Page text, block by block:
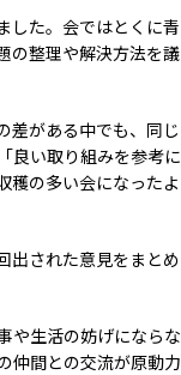
した。会ではとくに青
の整理や解決方法を議
差がある中でも、同じ
良い取り組みを参考に
穫の多い会になったよ
出された意見をまとめ
や生活の妨げにならな
仲間との交流が原動力